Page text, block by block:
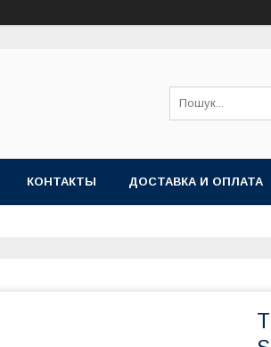
КОНТАКТЫ ДОСТАВКА И ОПЛАТА